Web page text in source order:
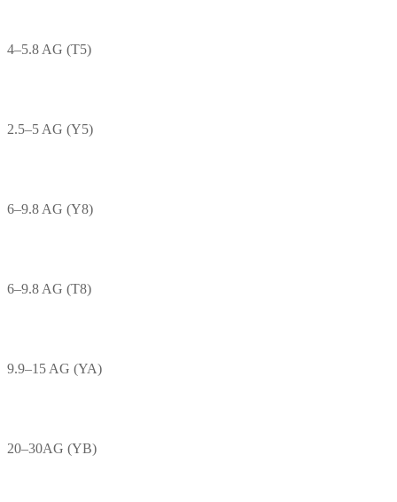
4–5.8 AG (T5)
2.5–5 AG (Y5)
6–9.8 AG (Y8)
6–9.8 AG (T8)
9.9–15 AG (YA)
20–30AG (YB)